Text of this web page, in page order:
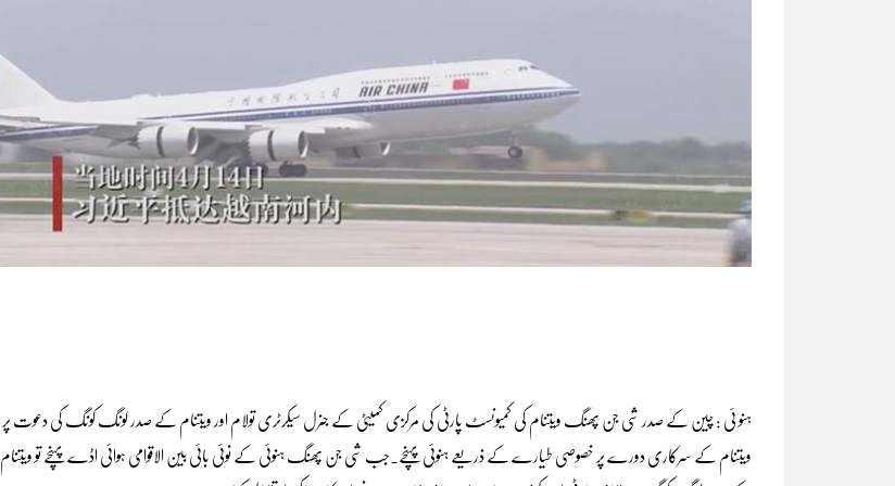
ہنو ئی : چین کے صدر شی جن پھنگ ویتنام کی کمیونسٹ پارٹی کی مرکزی کمیٹی کے جنرل سیکرٹری تولام اور ویتنام کے صدر لونگ کونگ کی دعوت پر
ویتنام کے سرکاری دورے پر خصوصی طیارے کے ذریعے ہنوئی پہنچے۔جب شی جن پھنگ ہنوئی کے نوئی بائی بین الاقوامی ہوائی اڈے پہنچے تو ویتنام